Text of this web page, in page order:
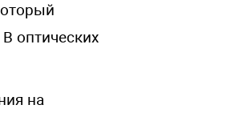
оптических
на